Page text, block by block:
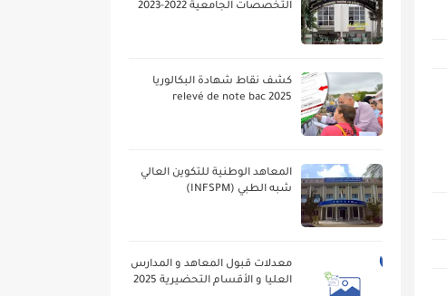
التخصصات الجامعية 2022-2023
كشف نقاط شهادة البكالوريا
2025 relevé de note bac
المعاهد الوطنية للتكوين العالي
شبه الطبي (INFSPM)
معدلات قبول المعاهد و المدارس
العليا و الأقسام التحضيرية 2025